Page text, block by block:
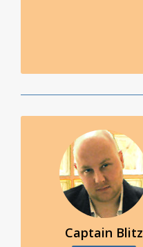
Captain Blitz